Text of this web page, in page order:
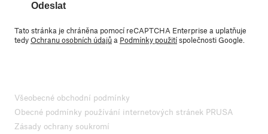
Odeslat
Tato stránka je chráněna pomocí reCAPTCHA Enterprise a uplatňuje
tedyOchranu osobních údajůa Podmínky použitíspolečnosti Google.
Všeobecné obchodní podmínky
Obecné podmínky používání internetových stránek PRUSA
Zásady ochrany soukromí